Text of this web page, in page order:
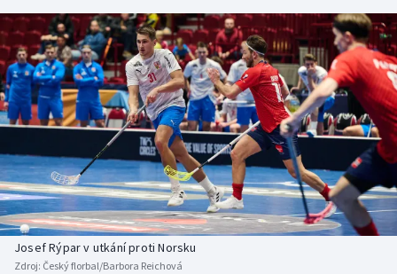
Cyklistika
DALŠÍ SPORTY
Americký fotbal
Baseball a softbal
Basketbal
Biatlon
NEPŘEHLÉDNĚTE
Soutěže
Historické návraty
Aplikace ČT sport
Josef Rýpar v utkání proti Norsku
Zdroj: Český florbal/Barbora Reichová